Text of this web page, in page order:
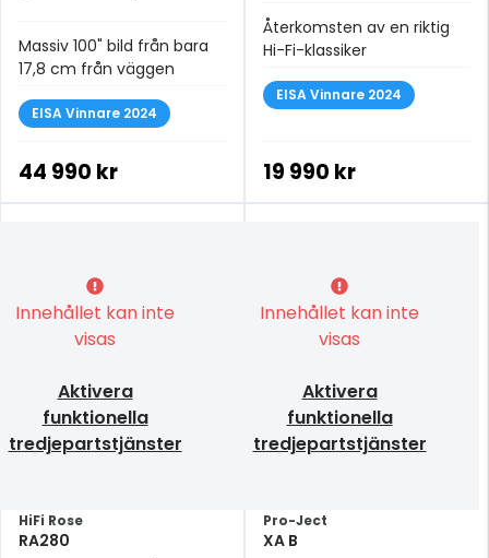
Massiv 100" bild från bara
17,8 cm från väggen
EISA Vinnare 2024
44 990 kr
Återkomsten av en riktig
Hi-Fi-klassiker
EISA Vinnare 2024
19 990 kr
Innehållet kan inte
visas
Aktivera
funktionella
tredjepartstjänster
HiFi Rose
RA280
Innehållet kan inte
visas
Aktivera
funktionella
tredjepartstjänster
Pro-Ject
XA B